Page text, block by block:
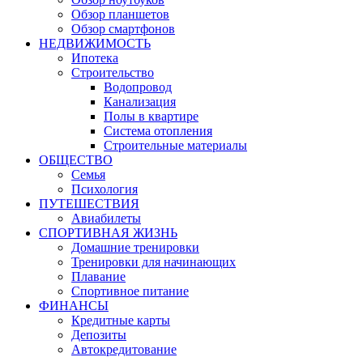
Обзор планшетов
Обзор смартфонов
НЕДВИЖИМОСТЬ
Ипотека
Строительство
Водопровод
Канализация
Полы в квартире
Система отопления
Строительные материалы
ОБЩЕСТВО
Семья
Психология
ПУТЕШЕСТВИЯ
Авиабилеты
СПОРТИВНАЯ ЖИЗНЬ
Домашние тренировки
Тренировки для начинающих
Плавание
Спортивное питание
ФИНАНСЫ
Кредитные карты
Депозиты
Автокредитование